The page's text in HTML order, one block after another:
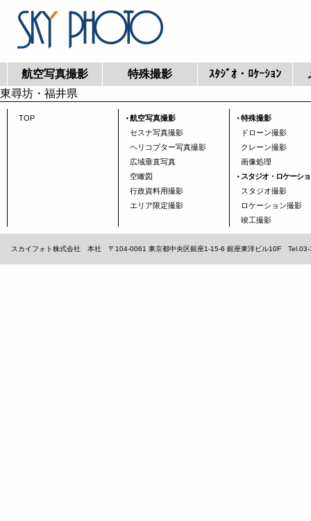
航空写真撮影 特殊撮影 ｽﾀｼﾞｵ・ﾛｹｰｼｮﾝ
東尋坊・福井県
TOP
航空写真撮影
セスナ写真撮影
ヘリコプター写真撮影
広域垂直写真
空瞰図
行政資料用撮影
エリア限定撮影
特殊撮影
ドローン撮影
クレーン撮影
画像処理
スタジオ・ロケーシ
スタジオ撮影
ロケーション撮影
竣工撮影
スカイフォト株式会社 本社 〒104-0061 東京都中央区銀座1-15-6 銀座東洋ビル10F